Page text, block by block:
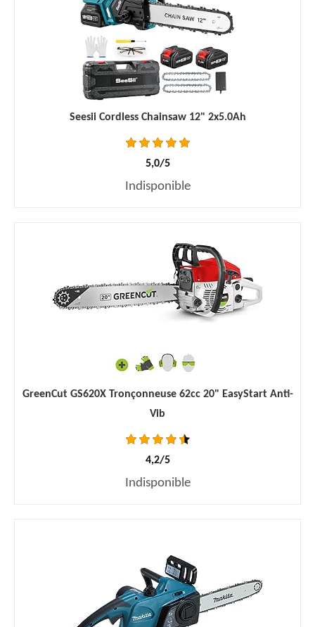
Seesii Cordless Chainsaw 12" 2x5.0Ah
5,0/5
Indisponible
GreenCut GS620X Tronçonneuse 62cc 20" EasyStart Anti-
Vib
4,2/5
Indisponible